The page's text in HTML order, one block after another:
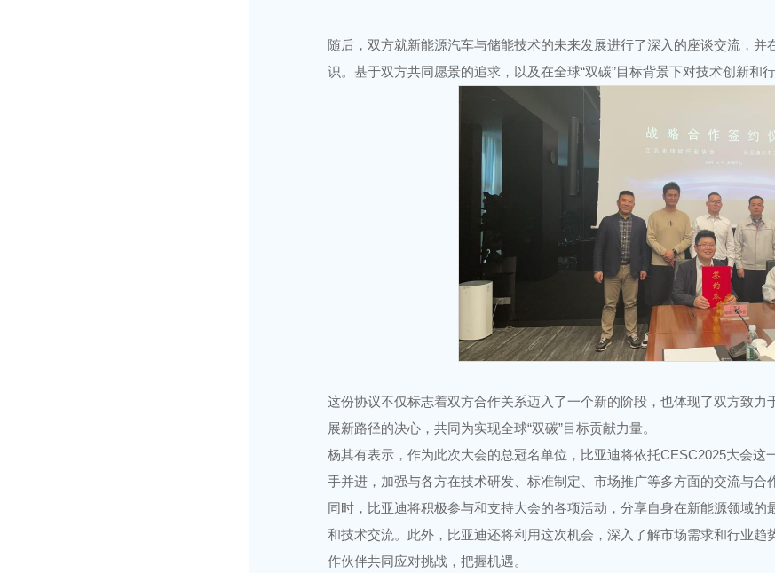
随后，双方就新能源汽车与储能技术的未来发展进行了深入的座谈交流，
识。基于双方共同愿景的追求，以及在全球“双碳”目标背景下对技术创新和
这份协议不仅标志着双方合作关系迈入了一个新的阶段，也体现了双方致
展新路径的决心，共同为实现全球“双碳”目标贡献力量。
杨其有表示，作为此次大会的总冠名单位，比亚迪将依托CESC2025大会
手并进，加强与各方在技术研发、标准制定、市场推广等多方面的交流与合
同时，比亚迪将积极参与和支持大会的各项活动，分享自身在新能源领域
和技术交流。此外，比亚迪还将利用这次机会，深入了解市场需求和行业
作伙伴共同应对挑战，把握机遇。